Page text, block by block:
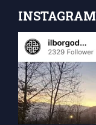
INSTAGRAM